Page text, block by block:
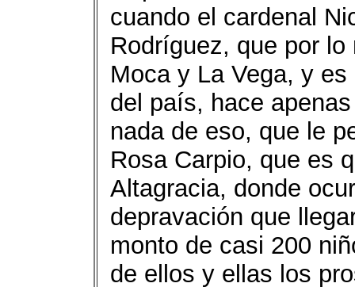
cuando el cardenal
Rodríguez, que por
Moca y La Vega, y
del país, hace
nada de eso, que le
Rosa Carpio, que es
Altagracia, donde
depravación que
monto de casi 200
de ellos y ellas los